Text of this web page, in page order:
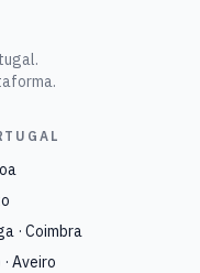
· Coimbra
· Aveiro